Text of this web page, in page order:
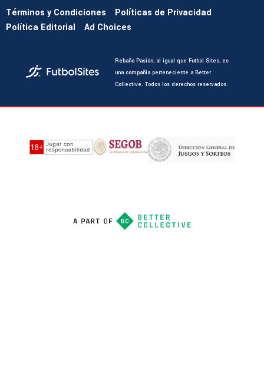
Términos y Condiciones
Políticas de Privacidad
Política Editorial
Ad Choices
Rebaño Pasión, al igual que Futbol Sites, es
una compañía perteneciente a Better
Collective. Todos los derechos reservados.